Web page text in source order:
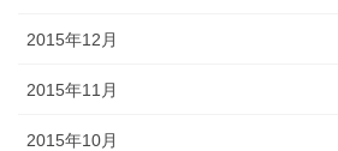
2015年12月
2015年11月
2015年10月